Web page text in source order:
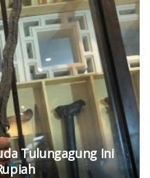
Tulungagung Ini